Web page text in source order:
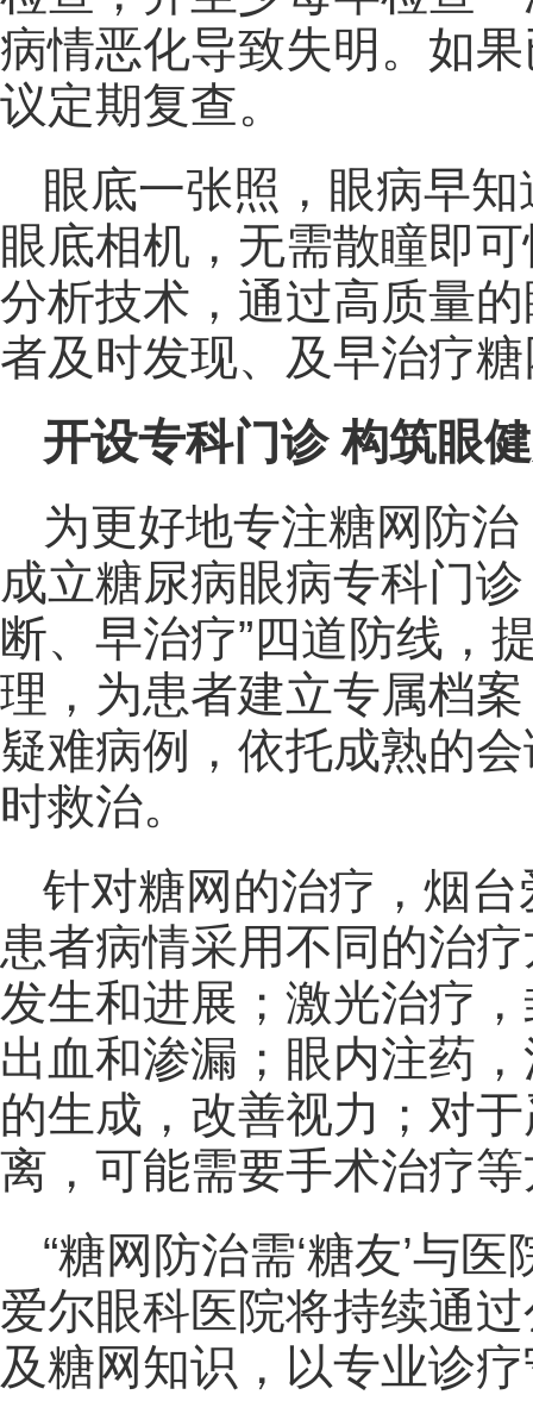
病情恶化导致失明。如
议定期复查。
眼底一张照，眼病早
眼底相机，无需散瞳即
分析技术，通过高质量
者及时发现、及早治疗
开设专科门诊 构筑眼
为更好地专注糖网防
成立糖尿病眼病专科门
断、早治疗”四道防线，
理，为患者建立专属档
疑难病例，依托成熟的
时救治。
针对糖网的治疗，烟
患者病情采用不同的治
发生和进展；激光治疗
出血和渗漏；眼内注药
的生成，改善视力；对
离，可能需要手术治疗
“糖网防治需‘糖友’与
爱尔眼科医院将持续通
及糖网知识，以专业诊